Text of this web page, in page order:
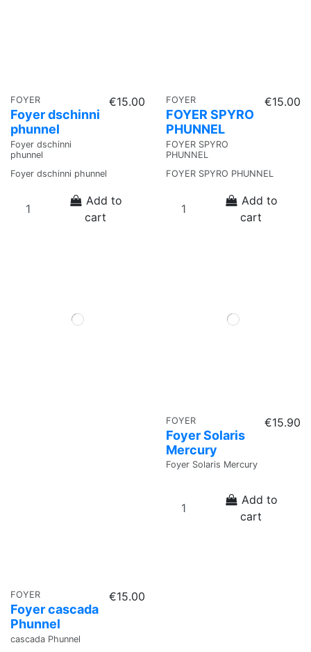
FOYER
Foyer dschinni
phunnel
Foyer dschinni
phunnel
€15.00
Foyer dschinni phunnel
Add to
cart
FOYER
FOYER SPYRO
PHUNNEL
FOYER SPYRO
PHUNNEL
€15.00
FOYER SPYRO PHUNNEL
Add to
cart
FOYER
Foyer cascada
Phunnel
cascada Phunnel
€15.00
FOYER
Foyer Solaris
Mercury
Foyer Solaris Mercury
€15.90
Add to
cart